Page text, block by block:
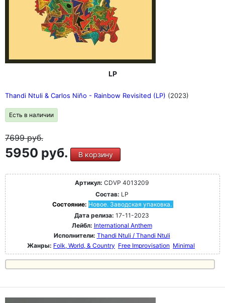
LP
Thandi Ntuli & Carlos Niño - Rainbow Revisited (LP) (2023)
Есть в наличии
7699руб.
5950 руб. В корзину
Артикул: CDVP 4013209
Состав: LP
Состояние: Новое. Заводская упаковка.
Дата релиза: 17-11-2023
Лейбл: International Anthem
Исполнители: Thandi Ntuli / Thandi Ntuli
Жанры: Folk, World, & Country Free Improvisation Minimal